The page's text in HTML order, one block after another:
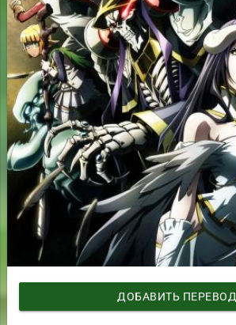
ДОБАВИТЬ ПЕРЕВОД